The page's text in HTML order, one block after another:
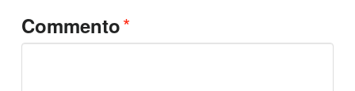
Commento*